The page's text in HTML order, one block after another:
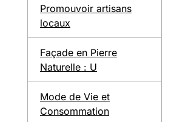
Promouvoir artisans
locaux
Façade en Pierre
Naturelle : U
Mode de Vie et
Consommation